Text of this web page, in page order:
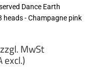
Dance Earth
heads - Champagne pink
MwSt
excl.)